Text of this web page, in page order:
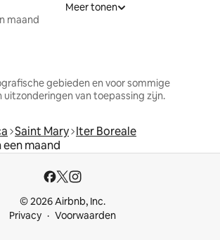
maand
Meer tonen
gebieden en voor sommige
uitzonderingen van toepassing zijn.
Saint Mary Iter Boreale
maand
© 2026 Airbnb, Inc.
Privacy
Voorwaarden